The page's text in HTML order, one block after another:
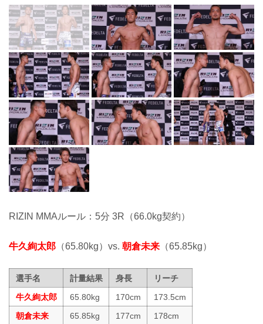
RIZIN MMAルール：5分 3R（66.0kg契約）
牛久絢太郎 （65.80kg）vs. 朝倉未来 （65.85kg）
選手名 計量結果 身長
リーチ
牛久絢太郎
65.80kg 170cm
173.5cm
朝倉未来
65.85kg 177cm 178cm